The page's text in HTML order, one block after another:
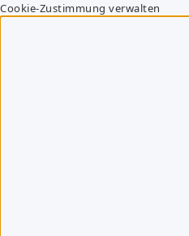
Cookie-Zustimmung verwalten